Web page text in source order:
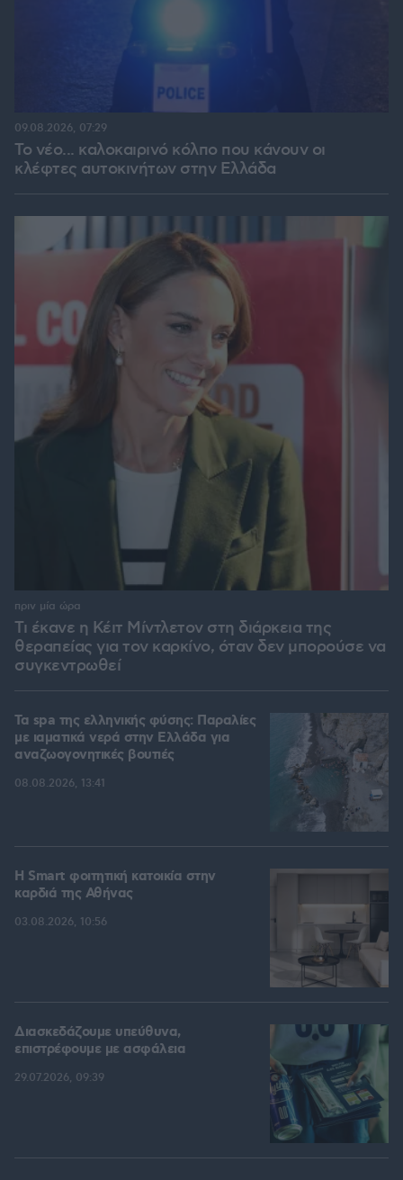
Το νέο... καλοκαιρινό κόλπο που κάνουν οι
κλέφτες αυτοκινήτων στην Ελλάδα
09.08.2026, 07:29
Τι έκανε η Κέιτ Μίντλετον στη διάρκεια της
θεραπείας για τον καρκίνο, όταν δεν μπορούσε να
συγκεντρωθεί
πριν μία ώρα
Τα spa της ελληνικής φύσης: Παραλίες
με ιαματικά νερά στην Ελλάδα για
αναζωογονητικές βουτιές
08.08.2026, 13:41
Η Smart φοιτητική κατοικία στην
καρδιά της Αθήνας
03.08.2026, 10:56
Διασκεδάζουμε υπεύθυνα,
επιστρέφουμε με ασφάλεια
29.07.2026, 09:39